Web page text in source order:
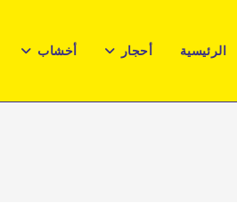
الرئيسية أحجار أخشاب